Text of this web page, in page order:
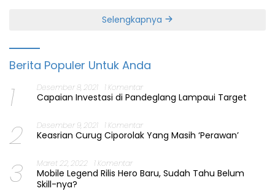
Selengkapnya
Berita Populer Untuk Anda
1 Desember 8, 2021 1 Komentar
Capaian Investasi di Pandeglang Lampaui Target
2 Desember 9, 2021 1 Komentar
Keasrian Curug Ciporolak Yang Masih ‘Perawan’
3 Maret 22, 2022 1 Komentar
Mobile Legend Rilis Hero Baru, Sudah Tahu Belum
Skill-nya?